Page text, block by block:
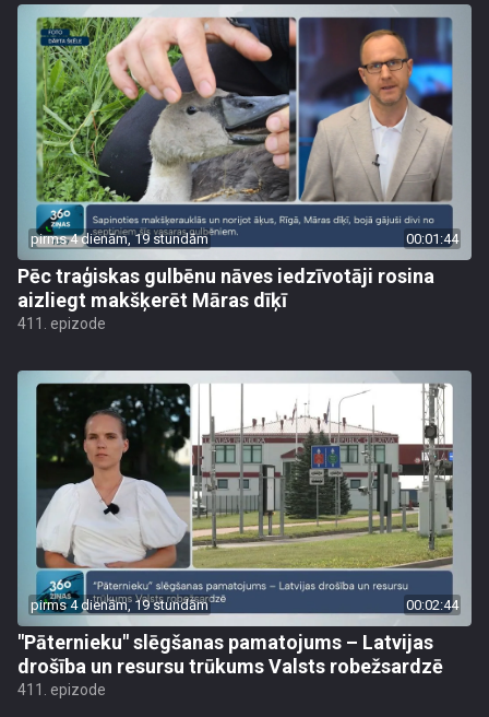
pirms 4 dienām, 19 stundām 00:01:44
Pēc traģiskas gulbēnu nāves iedzīvotāji rosina
aizliegt makšķerēt Māras dīķī
411. epizode
pirms 4 dienām, 19 stundām 00:02:44
"Pāternieku" slēgšanas pamatojums – Latvijas
drošība un resursu trūkums Valsts robežsardzē
411. epizode